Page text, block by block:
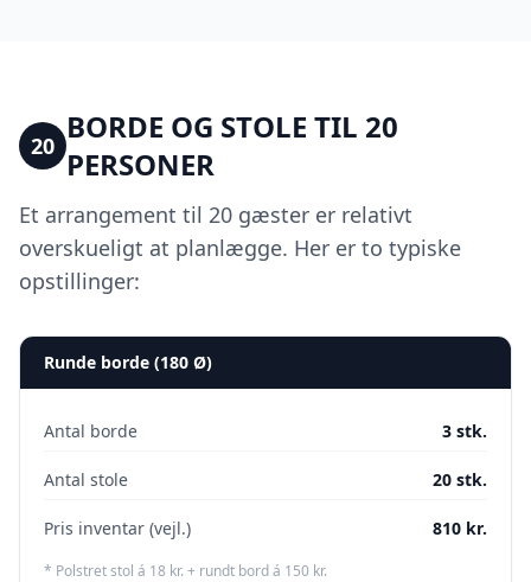
20 BORDE OG STOLE TIL 20
PERSONER
Et arrangement til 20 gæster er relativt
overskueligt at planlægge. Her er to typiske
opstillinger:
Runde borde (180 Ø)
Antal borde 3 stk.
Antal stole 20 stk.
Pris inventar (vejl.) 810 kr.
* Polstret stol á 18 kr. + rundt bord á 150 kr.